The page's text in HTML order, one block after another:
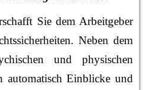
Sie dem Arbeitgeber
Neben dem
und physischen
automatisch Einblicke und